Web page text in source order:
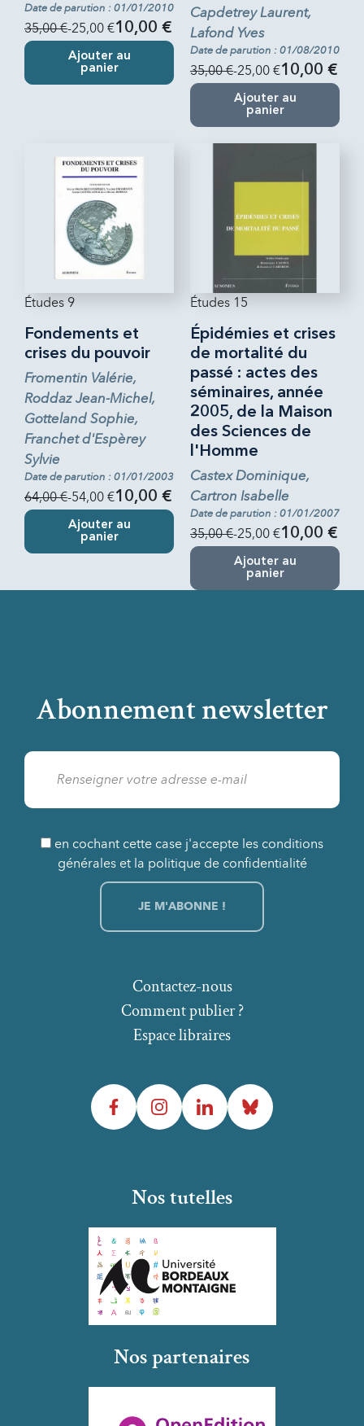
Date de parution : 01/01/2010
35,00 €-25,00 €10,00 €
Ajouter au
panier
Capdetrey Laurent,
Lafond Yves
Date de parution : 01/08/2010
35,00 €-25,00 €10,00 €
Ajouter au
panier
Études 9
Fondements et
crises du pouvoir
Fromentin Valérie,
Roddaz Jean-Michel,
Gotteland Sophie,
Franchet d'Espèrey
Sylvie
Date de parution : 01/01/2003
64,00 €-54,00 €10,00 €
Ajouter au
panier
Études 15
Épidémies et crises
de mortalité du
passé : actes des
séminaires, année
2005, de la Maison
des Sciences de
l'Homme
Castex Dominique,
Cartron Isabelle
Date de parution : 01/01/2007
35,00 €-25,00 €10,00 €
Ajouter au
panier
Abonnement newsletter
en cochant cette case j'accepte les conditions
générales et la politique de confidentialité
Comment publier ?
Espace libraires
Contactez-nous
FacebookInstagramLinkedInBluesky
Nos tutelles
Nos partenaires